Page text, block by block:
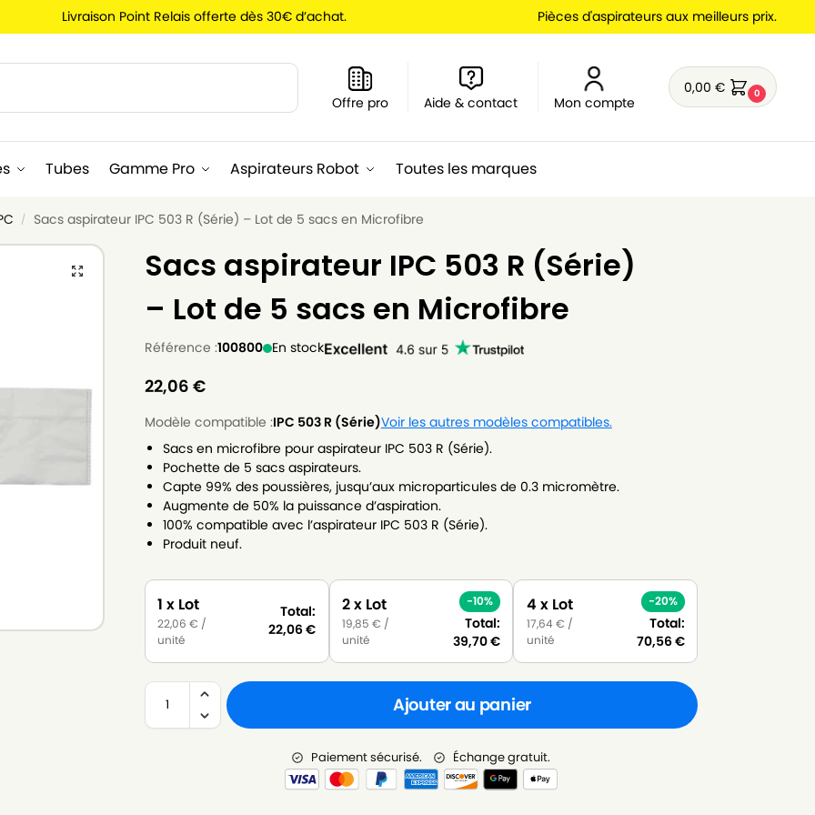
Livraison Point Relais offerte dès 30€ d’achat. Pièces d'aspirateurs aux meilleurs prix.
Offre pro Aide & contact Mon compte
0,00€ 0
Tubes Gamme Pro Aspirateurs Robot Toutes les marques
/ Sacs aspirateur IPC 503 R (Série) – Lot de 5 sacs en Microfibre
Sacs aspirateur IPC 503 R (Série)
– Lot de 5 sacs en Microfibre
Référence :100800 En stock
22,06 €
Modèle compatible :IPC 503 R (Série)Voir les autres modèles compatibles.
Sacs en microfibre pour aspirateur IPC 503 R (Série).
Pochette de 5 sacs aspirateurs.
Capte 99% des poussières, jusqu’aux microparticules de 0.3 micromètre.
Augmente de 50% la puissance d’aspiration.
100% compatible avec l’aspirateur IPC 503 R (Série).
Produit neuf.
1 x Lot
22,06€ /
unité
Total:
22,06€
2 x Lot
19,85€ /
unité
-10%
Total:
39,70€
4 x Lot
17,64€ /
unité
-20%
Total:
70,56€
Ajouter au panier
Paiement sécurisé. Échange gratuit.